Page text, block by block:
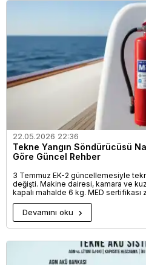
22.05.2026 22:36
Tekne Yangın Söndürücüsü
Göre Güncel Rehber
3 Temmuz EK-2 güncellemesiyle
değişti. Makine dairesi, kamara ve
kapalı mahalde 6 kg. MED sertifikası
Devamını oku